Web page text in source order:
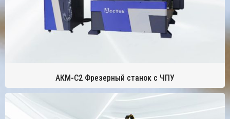
АКМ-С2 Фрезерный станок с ЧПУ